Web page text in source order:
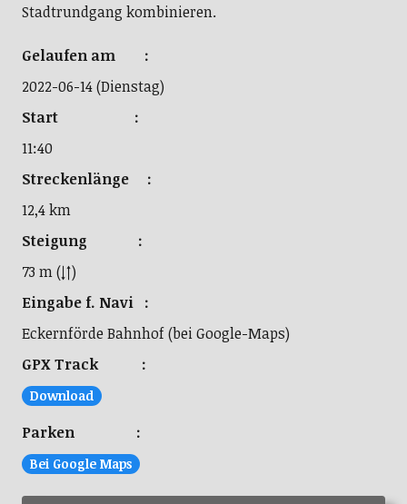
Stadtrundgang kombinieren.
Gelaufen am :
2022-06-14 (Dienstag)
Start :
11:40
Streckenlänge :
12,4 km
Steigung :
73 m (↓↑)
Eingabe f. Navi :
Eckernförde Bahnhof (bei Google-Maps)
GPX Track :
Download
Parken :
Bei Google Maps